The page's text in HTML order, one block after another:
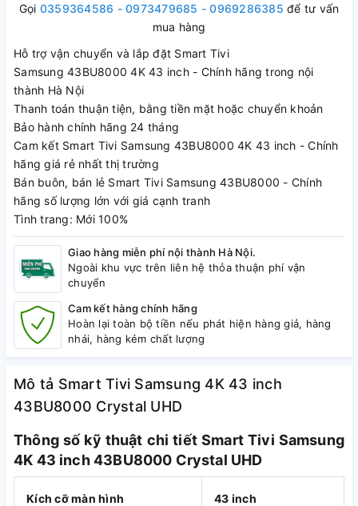
Gọi 0359364586 - 0973479685 - 0969286385 để tư vấn
mua hàng
Hỗ trợ vận chuyển và lắp đặt Smart Tivi
Samsung 43BU8000 4K 43 inch - Chính hãng trong nội
thành Hà Nội
Thanh toán thuận tiện, bằng tiền mặt hoặc chuyển khoản
Bảo hành chính hãng 24 tháng
Cam kết Smart Tivi Samsung 43BU8000 4K 43 inch - Chính
hãng giá rẻ nhất thị trường
Bán buôn, bán lẻ Smart Tivi Samsung 43BU8000 - Chính
hãng số lượng lớn với giá cạnh tranh
Tình trang: Mới 100%
Giao hàng miễn phí nội thành Hà Nội.
Ngoài khu vực trên liên hệ thỏa thuận phí vận
chuyển
Cam kết hàng chính hãng
Hoàn lại toàn bộ tiền nếu phát hiện hàng giả, hàng
nhái, hàng kém chất lượng
Mô tả Smart Tivi Samsung 4K 43 inch
43BU8000 Crystal UHD
Thông số kỹ thuật chi tiết Smart Tivi Samsung
4K 43 inch 43BU8000 Crystal UHD
Kích cỡ màn hình 43 inch